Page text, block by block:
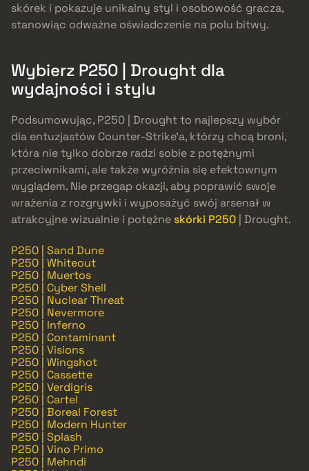
skórek i pokazuje unikalny styl i osobowość gracza,
stanowiąc odważne oświadczenie na polu bitwy.
Wybierz P250 | Drought dla
wydajności i stylu
Podsumowując, P250 | Drought to najlepszy wybór
dla entuzjastów Counter-Strike’a, którzy chcą broni,
która nie tylko dobrze radzi sobie z potężnymi
przeciwnikami, ale także wyróżnia się efektownym
wyglądem. Nie przegap okazji, aby poprawić swoje
wrażenia z rozgrywki i wyposażyć swój arsenał w
atrakcyjne wizualnie i potężne skórki P250 | Drought.
P250 | Sand Dune
P250 | Whiteout
P250 | Muertos
P250 | Cyber Shell
P250 | Nuclear Threat
P250 | Nevermore
P250 | Inferno
P250 | Contaminant
P250 | Visions
P250 | Wingshot
P250 | Cassette
P250 | Verdigris
P250 | Cartel
P250 | Boreal Forest
P250 | Modern Hunter
P250 | Splash
P250 | Vino Primo
P250 | Mehndi